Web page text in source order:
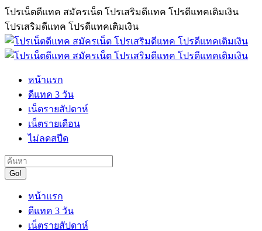
Skip
to
content
โปรเน็ตดีแทค สมัครเน็ต โปรเสริมดีแทค โปรดีแทคเติมเงิน
โปรเสริมดีแทค โปรดีแทคเติมเงิน
หน้าแรก
ดีแทค 3 วัน
เน็ตรายสัปดาห์
เน็ตรายเดือน
ไม่ลดสปีด
Search:
หน้าแรก
ดีแทค 3 วัน
เน็ตรายสัปดาห์